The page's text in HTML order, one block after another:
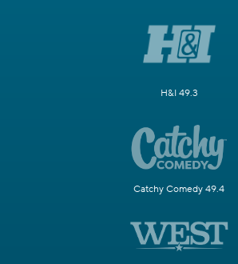
H&I 49.3
Catchy Comedy 49.4